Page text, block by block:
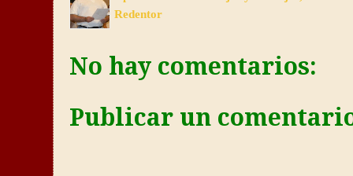
Redentor
No hay comentarios:
Publicar un